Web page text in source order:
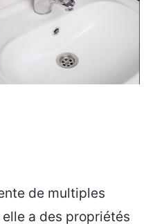
de multiples
a des propriétés